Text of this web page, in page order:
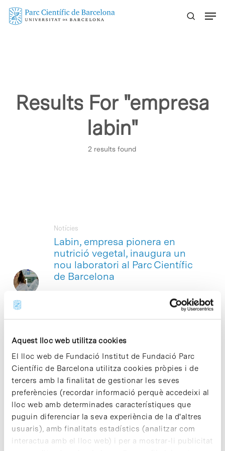
Aquest lloc web utilitza cookies
El lloc web de Fundació Institut de Fundació Parc
Científic de Barcelona utilitza cookies pròpies i de
tercers amb la finalitat de gestionar les seves
preferències (recordar informació perquè accedeixi al
lloc web amb determinades característiques que
puguin diferenciar la seva experiència de la d'altres
usuaris), amb finalitats estadístics (analitzar com
interactua amb el lloc web) i per a mostrar-li publicitat
Skip
Results For "empresa
labin"
2 results found
Labin, empresa pionera en
nutrició vegetal, inaugura un
nou laboratori al Parc Científic
de Barcelona
Notícies
comercialització de productes per a la
Després de més 70 anys…
El Parc Científic de Barcelona
bat màxims històrics en
incorporació d’empreses i
ocupació d’espais
Notícies
El Parc Científic de Barcelona (PCB) ha
captat durant el 2021 i els dos primers